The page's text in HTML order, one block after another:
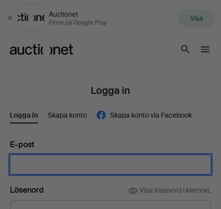
Stäng
Auctionet
Finns på Google Play Visa
Logga in
Logga in Skapa konto Skapa konto via Facebook
E-post
Lösenord Visa lösenord i klartext.